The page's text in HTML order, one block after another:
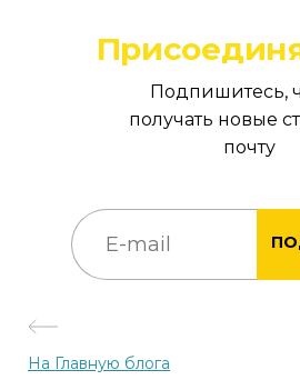
Подпишитесь,
получать новые
почту
На Главную блога